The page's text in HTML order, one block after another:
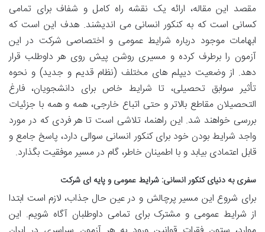
مقصد این مقاله، ارائه یک نقشه راه کامل و شفاف برای تمامی
کسانی است که به کنکور انسانی می اندیشند. هدف این است که
ابهامات موجود درباره شرایط عمومی و اختصاصی شرکت در این
آزمون را برطرف کرده و مسیری روشن پیش روی هر داوطلب قرار
دهد. از وضعیت دیپلم های مختلف (نظام قدیم و جدید) و نحوه
تأثیر سوابق تحصیلی، تا شرایط خاص برای دانشجویان، فارغ
التحصیلان مقاطع بالاتر و حتی اتباع خارجی، همه و همه با جزئیات
بررسی خواهند شد. این راهنما، تلاشی است تا هر فردی که در مورد
واجد شرایط بودن خود برای کنکور انسانی سوالی دارد، پاسخ جامع و
قابل اعتمادی بیابد و با اطمینان خاطر، گام در مسیر موفقیت بگذارد.
سفری به دنیای کنکور انسانی: شرایط عمومی و پایه ای شرکت
برای شروع این مسیر پرچالش و در عین حال جذاب، لازم است ابتدا
از شرایط عمومی و مشترک برای تمامی داوطلبان آگاه شویم. این